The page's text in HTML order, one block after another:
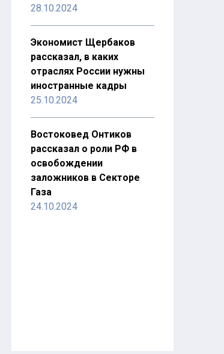
28.10.2024
Экономист Щербаков
рассказал, в каких
отраслях России нужны
иностранные кадры
25.10.2024
Востоковед Онтиков
рассказал о роли РФ в
освобождении
заложников в Секторе
Газа
24.10.2024